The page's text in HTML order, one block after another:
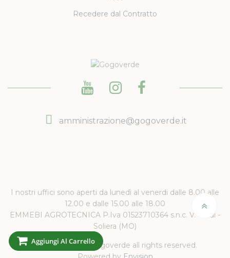
Aggiungi Al Carrello
Recedere dal Contratto
amministrazione@gogoverde.it
I nostri uffici sono aperti da lunedì al venerdi dalle 8.00 alle
12.00 e dalle 15.00 alle 18.00
EMMEBI AGROTECNICA P.Iva 01523710364 s.n.c. V. Verdi -
Soliera (MO)
Copyright 2019 Gogoverde all rights reserved.